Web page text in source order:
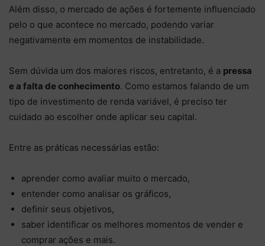
Além disso, o mercado de ações é fortemente influenciado
pelo o que acontece no mercado, podendo variar
negativamente em momentos de instabilidade.
Sem dúvida um dos maiores riscos, entretanto, é a pressa
e a falta de conhecimento. Como estamos falando de um
tipo de investimento de renda variável, é preciso ter
cuidado ao escolher onde aplicar seu capital.
Entre as práticas necessárias estão:
aprender como avaliar muito o mercado,
entender como analisar os gráficos,
definir seus objetivos,
saber identificar os melhores momentos de vender e
comprar ações e mais.